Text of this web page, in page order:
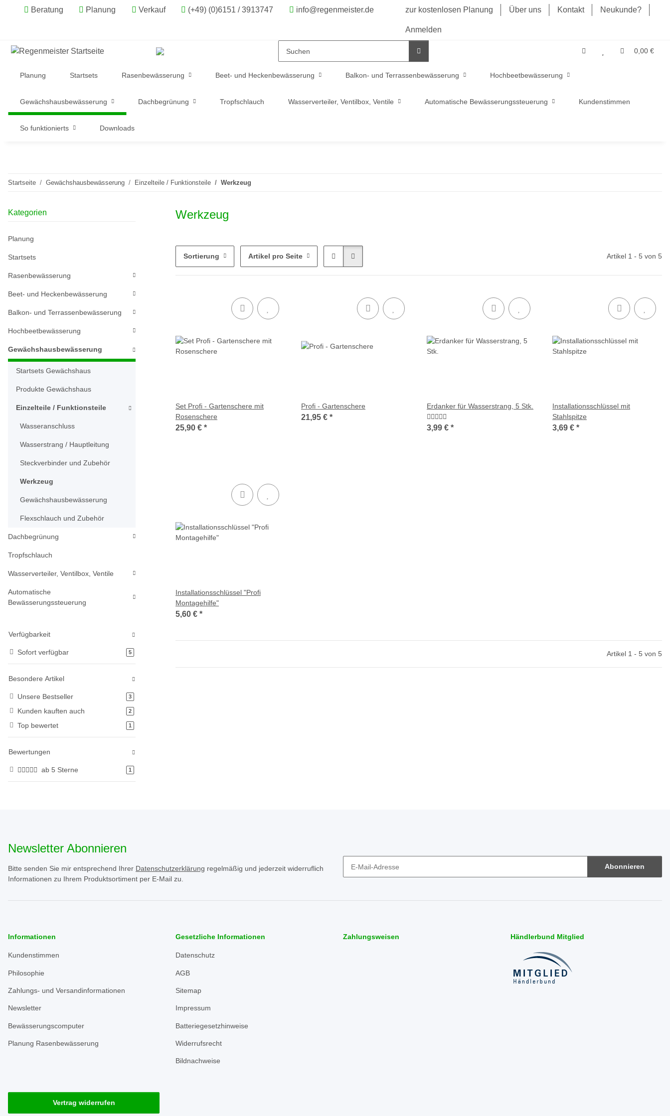
Beratung Planung Verkauf (+49) (0)6151 / 3913747 info@regenmeister.de zur kostenlosen Planung Über uns Kontakt Neukunde?
Anmelden
0,00 €
Planung Startsets Rasenbewässerung Beet- und Heckenbewässerung Balkon- und Terrassenbewässerung Hochbeetbewässerung
Gewächshausbewässerung Dachbegrünung Tropfschlauch Wasserverteiler, Ventilbox, Ventile Automatische Bewässerungssteuerung Kundenstimmen
So funktionierts Downloads
Startseite Gewächshausbewässerung Einzelteile / Funktionsteile Werkzeug
Werkzeug
Sortierung Artikel pro Seite Artikel 1 - 5 von 5
Set Profi - Gartenschere mit
Rosenschere
25,90 € *
Profi - Gartenschere
21,95 € *
Erdanker für Wasserstrang, 5 Stk.
3,99 € *
Installationsschlüssel mit
Stahlspitze
3,69 € *
Installationsschlüssel "Profi
Montagehilfe"
5,60 € *
Artikel 1 - 5 von 5
Kategorien
Planung
Startsets
Rasenbewässerung
Beet- und Heckenbewässerung
Balkon- und Terrassenbewässerung
Hochbeetbewässerung
Gewächshausbewässerung
Startsets Gewächshaus
Produkte Gewächshaus
Einzelteile / Funktionsteile
Wasseranschluss
Wasserstrang / Hauptleitung
Steckverbinder und Zubehör
Werkzeug
Gewächshausbewässerung
Flexschlauch und Zubehör
Dachbegrünung
Tropfschlauch
Wasserverteiler, Ventilbox, Ventile
Automatische
Bewässerungssteuerung
Verfügbarkeit
Sofort verfügbar 5Artikel gefunden
Besondere Artikel
Unsere Bestseller 3Artikel gefunden
Kunden kauften auch 2Artikel gefunden
Top bewertet 1Artikel gefunden
Bewertungen
ab 5 Sterne 1Artikel gefunden
Newsletter Abonnieren
Bitte senden Sie mir entsprechend Ihrer Datenschutzerklärung regelmäßig und jederzeit widerruflich
Informationen zu Ihrem Produktsortiment per E-Mail zu.
Abonnieren
Informationen
Kundenstimmen
Philosophie
Zahlungs- und Versandinformationen
Newsletter
Bewässerungscomputer
Planung Rasenbewässerung
Gesetzliche Informationen
Datenschutz
AGB
Sitemap
Impressum
Batteriegesetzhinweise
Widerrufsrecht
Bildnachweise
Zahlungsweisen Händlerbund Mitglied
Vertrag widerrufen